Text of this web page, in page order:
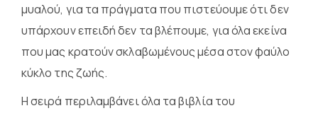
μυαλού, για τα πράγματα που πιστεύουμε ότι δεν
υπάρχουν επειδή δεν τα βλέπουμε, για όλα εκείνα
που μας κρατούν σκλαβωμένους μέσα στον φαύλο
κύκλο της ζωής.
Η σειρά περιλαμβάνει όλα τα βιβλία του